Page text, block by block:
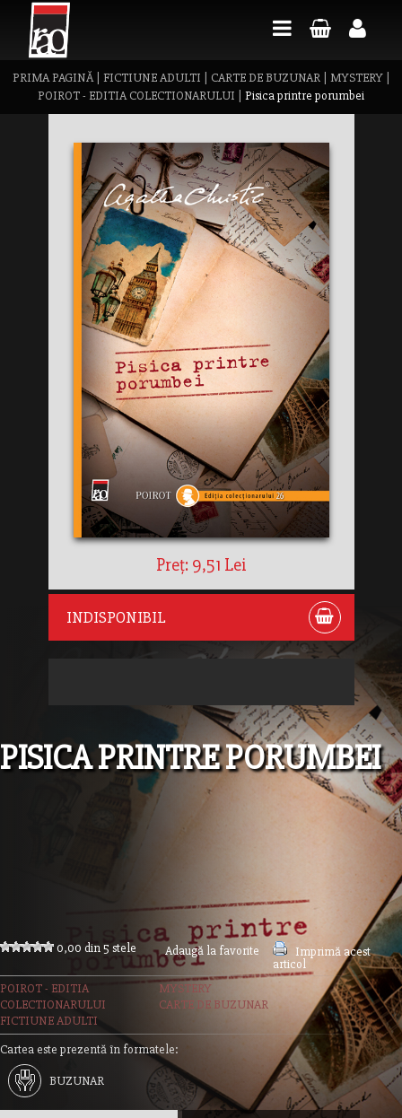
PRIMA PAGINĂ| FICTIUNE ADULTI CARTE DE BUZUNAR| MYSTERY|
POIROT - EDITIA COLECTIONARULUI
Pisica printre porumbei
Preț: 9,51 Lei
INDISPONIBIL
PISICA PRINTRE PORUMBEI
0,00 din 5 stele Adaugă la favorite
Imprimă acest
articol
POIROT - EDITIA
COLECTIONARULUI
MYSTERY
CARTE DE BUZUNAR
FICTIUNE ADULTI
Cartea este prezentă în formatele:
BUZUNAR